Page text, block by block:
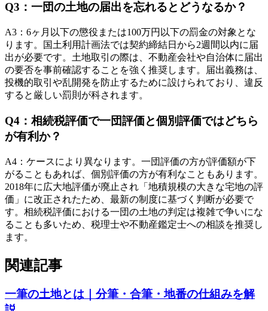
Q3 ： 一団の土地の届出を忘れるとどうなるか？
A3 ： 6ヶ月以下の懲役または100万円以下の罰金の対象とな
ります。国土利用計画法では契約締結日から2週間以内に届
出が必要です。土地取引の際は、不動産会社や自治体に届出
の要否を事前確認することを強く推奨します。届出義務は、
投機的取引や乱開発を防止するために設けられており、違反
すると厳しい罰則が科されます。
Q4 ： 相続税評価で一団評価と個別評価ではどちら
が有利か？
A4 ： ケースにより異なります。一団評価の方が評価額が下
がることもあれば、個別評価の方が有利なこともあります。
2018年に広大地評価が廃止され「地積規模の大きな宅地の評
価」に改正されたため、最新の制度に基づく判断が必要で
す。相続税評価における一団の土地の判定は複雑で争いにな
ることも多いため、税理士や不動産鑑定士への相談を推奨し
ます。
関連記事
一筆の土地とは｜分筆・合筆・地番の仕組みを解